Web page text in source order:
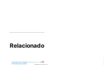
Relacionado